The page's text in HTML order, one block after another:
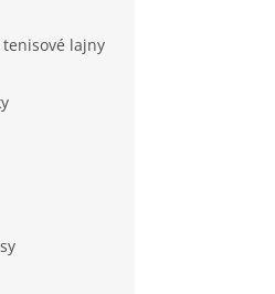
lajny